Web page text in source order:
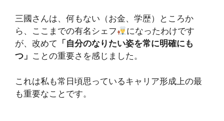
三國さんは、何もない（お金、学歴）ところか
ら、ここまでの有名シェフ
になったわけです
が、改めて 「自分のなりたい姿を常に明確にも
つ」 ことの重要さを感じました。
これは私も常日頃思っているキャリア形成上の最
も重要なことです。